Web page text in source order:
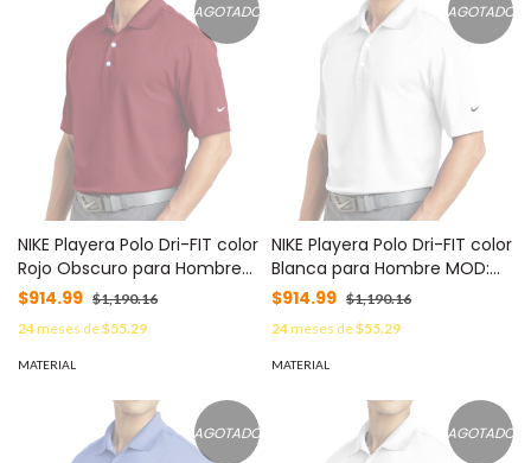
AGOTADO
NIKE Playera Polo Dri-FIT color
Rojo Obscuro para Hombre
MOD: C373749S/R
$914.99 $1,190.16
24meses de$55.29
MATERIAL
AGOTADO
NIKE Playera Polo Dri-FIT color
Blanca para Hombre MOD:
C373749S/W
$914.99 $1,190.16
24meses de$55.29
MATERIAL
AGOTADO AGOTADO